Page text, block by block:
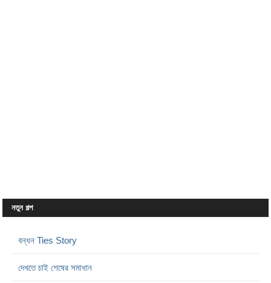
নতুন গল্প
বন্ধন Ties Story
দেখতে চাই শেষের সমাধান